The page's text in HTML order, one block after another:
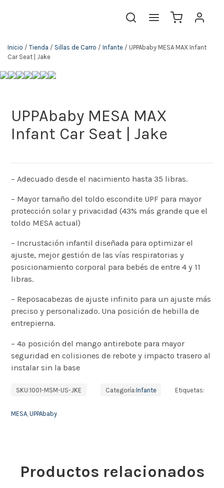
Inicio / Tienda / Sillas de Carro / Infante / UPPAbaby MESA MAX Infant
Car Seat | Jake
UPPAbaby MESA MAX
Infant Car Seat | Jake
– Adecuado desde el nacimiento hasta 35 libras.
– Mayor tamaño del toldo escondite UPF para mayor
protección solar y privacidad (43% más grande que el
toldo MESA actual)
– Incrustación infantil diseñada para optimizar el
ajuste, mejor gestión de las vías respiratorias y
posicionamiento corporal para bebés de entre 4 y 11
libras.
– Reposacabezas de ajuste infinito para un ajuste más
preciso y personalizado. Una posición de hebilla de
entrepierna.
– 4ª posición del mango antirebote para mayor
seguridad en colisiones de rebote y impacto trasero al
instalar sin la base
SKU:1001-MSM-US-JKE Categoría:Infante Etiquetas:
MESA,UPPAbaby
Productos relacionados